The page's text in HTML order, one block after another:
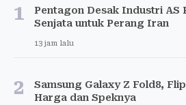
1
Pentagon Desak Industri AS
Senjata untuk Perang Iran
13 jam lalu
2
Samsung Galaxy Z Fold8,
Harga dan Speknya